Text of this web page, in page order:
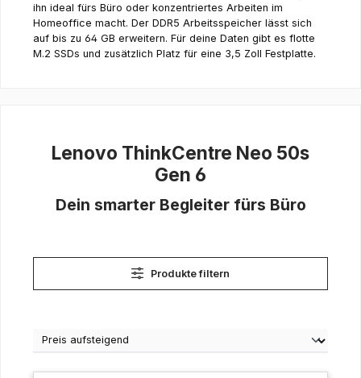
ihn ideal fürs Büro oder konzentriertes Arbeiten im
Homeoffice macht. Der DDR5 Arbeitsspeicher lässt sich
auf bis zu 64 GB erweitern. Für deine Daten gibt es flotte
M.2 SSDs und zusätzlich Platz für eine 3,5 Zoll Festplatte.
Lenovo ThinkCentre Neo 50s
Gen 6
Dein smarter Begleiter fürs Büro
Produkte filtern